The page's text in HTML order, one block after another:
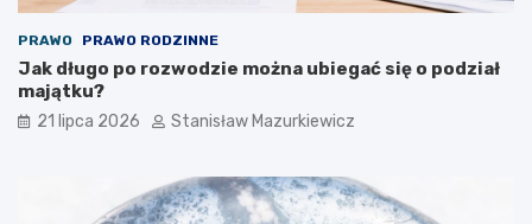
PRAWO PRAWO RODZINNE
Jak długo po rozwodzie można ubiegać się o podział
majątku?
21 lipca 2026 Stanisław Mazurkiewicz